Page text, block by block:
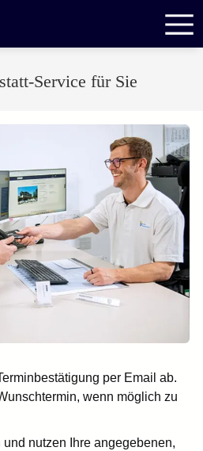
Service für Sie
per Email ab.
wenn möglich zu
nutzen Ihre angegebenen,